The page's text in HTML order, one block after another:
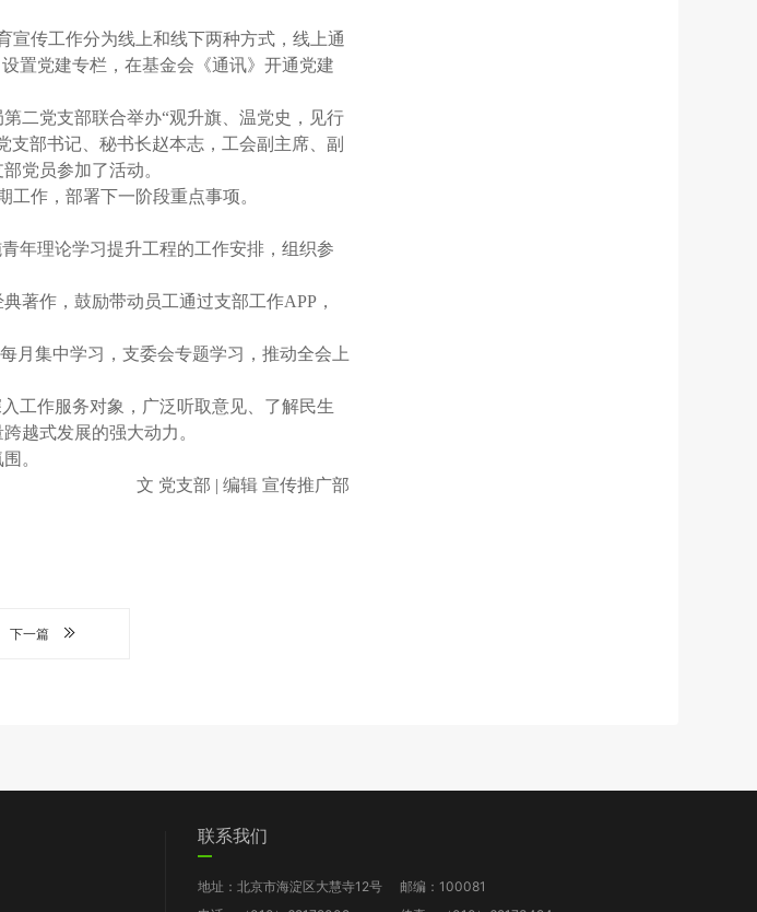
宣传工作分为线上和线下两种方式，线上通
置党建专栏，在基金会《通讯》开通党建
二党支部联合举办“观升旗、温党史，见行
部书记、秘书长赵本志，工会副主席、副
党员参加了活动。
工作，部署下一阶段重点事项。
年理论学习提升工程的工作安排，组织参
著作，鼓励带动员工通过支部工作APP，
月集中学习，支委会专题学习，推动全会上
工作服务对象，广泛听取意见、了解民生
越式发展的强大动力。
。
文 党支部 | 编辑 宣传推广部
下一篇
联系我们
地址：北京市海淀区大慧寺12号
邮编：100081